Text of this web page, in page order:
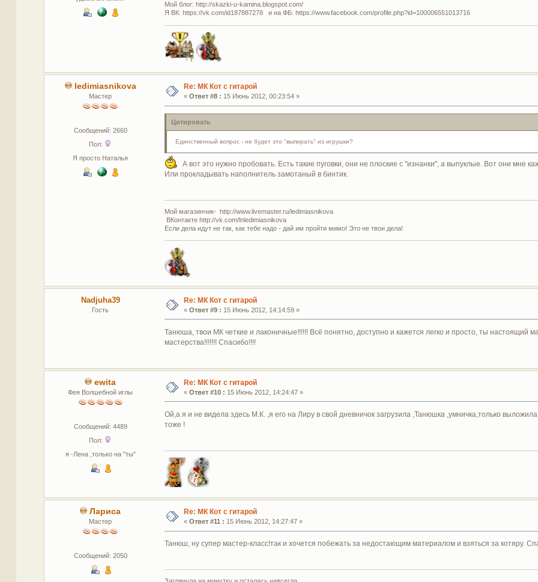
Мой блог: http://skazki-u-kamina.blogspot.com/
Я ВК: https://vk.com/id187887278 и на ФБ: https://www.facebook.com/profile.php?id=100006551013716
ledimiasnikova
Мастер
Сообщений: 2660
Пол:
Я просто Наталья
Re: МК Кот с гитарой
« Ответ #8 : 15 Июнь 2012, 00:23:54 »
Цитировать
Единственный вопрос - не будет это "выпирать" из игрушки?
А вот это нужно пробовать. Есть такие пуговки, они не плоские с "изнанки", а выпуклые. Вот они мне
Или прокладывать наполнитель замотаный в бинтик.
Мой магазинчик- http://www.livemaster.ru/ledimiasnikova
ВКонтакте http://vk.com/lnledimiasnikova
Если дела идут не так, как тебе надо - дай им пройти мимо! Это не твои дела!
Nadjuha39
Гость
Re: МК Кот с гитарой
« Ответ #9 : 15 Июнь 2012, 14:14:59 »
Танюша, твои МК четкие и лаконичные!!!!!! Всё понятно, доступно и кажется легко и просто, ты настоящий
мастерства!!!!!!! Спасибо!!!!
ewita
Фея Волшебной иглы
Сообщений: 4489
Пол:
я -Лена ,только на "ты"
Re: МК Кот с гитарой
« Ответ #10 : 15 Июнь 2012, 14:24:47 »
Ой,а я и не видела здесь М.К. ,я его на Лиру в свой дневничок загрузила ,Танюшка ,умничка,только
тоже !
Лариса
Мастер
Сообщений: 2050
Re: МК Кот с гитарой
« Ответ #11 : 15 Июнь 2012, 14:27:47 »
Танюш, ну супер мастер-класс!так и хочется побежать за недостающим материалом и взяться за котяру.